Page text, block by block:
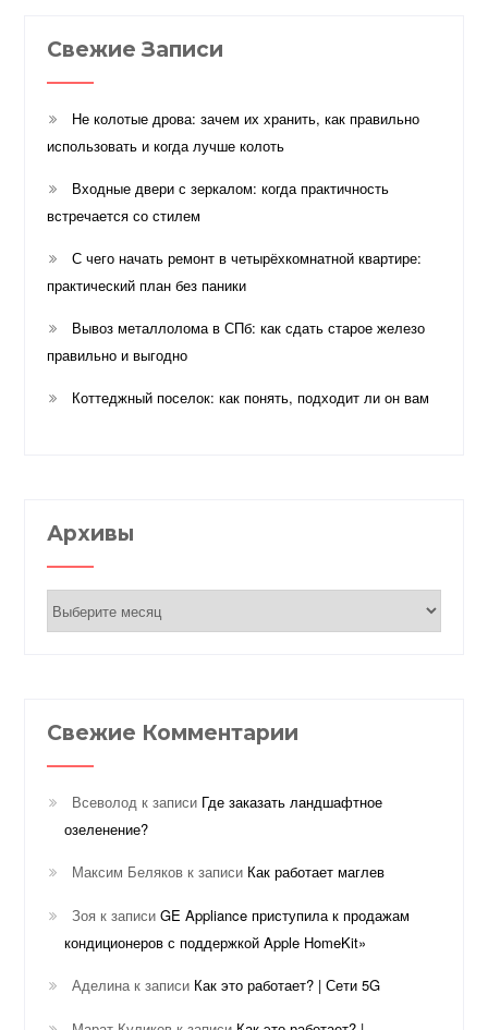
Свежие Записи
Не колотые дрова: зачем их хранить, как правильно
использовать и когда лучше колоть
Входные двери с зеркалом: когда практичность
встречается со стилем
С чего начать ремонт в четырёхкомнатной квартире:
практический план без паники
Вывоз металлолома в СПб: как сдать старое железо
правильно и выгодно
Коттеджный поселок: как понять, подходит ли он вам
Архивы
Архивы
Свежие Комментарии
Всеволод к записи Где заказать ландшафтное
озеленение?
Максим Беляков к записи Как работает маглев
Зоя к записиGE Appliance приступила к продажам
кондиционеров с поддержкой Apple HomeKit»
Аделинак записи Как это работает? | Сети 5G